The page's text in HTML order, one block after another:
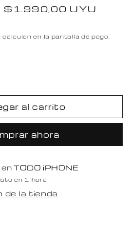
Precio
oferta
$1.990,00 UYU
calculan en la pantalla de pago.
al carrito
ahora
enTODO iPHONE
en 1 hora
de la tienda